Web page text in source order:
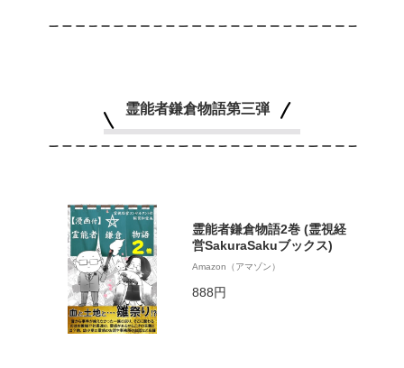
霊能者鎌倉物語第三弾
霊能者鎌倉物語2巻 (霊視経
営SakuraSakuブックス)
Amazon（アマゾン）
888円